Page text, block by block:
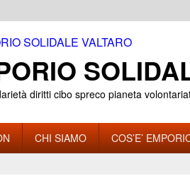
diritti cibo spreco pianeta
CHI SIAMO COS’E’